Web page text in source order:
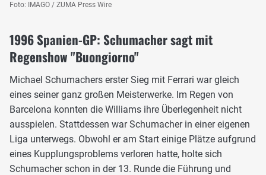
Foto: IMAGO / ZUMA Press Wire
1996 Spanien-GP: Schumacher sagt mit
Regenshow "Buongiorno"
Michael Schumachers erster Sieg mit Ferrari war gleich
eines seiner ganz großen Meisterwerke. Im Regen von
Barcelona konnten die Williams ihre Überlegenheit nicht
ausspielen. Stattdessen war Schumacher in einer eigenen
Liga unterwegs. Obwohl er am Start einige Plätze aufgrund
eines Kupplungsproblems verloren hatte, holte sich
Schumacher schon in der 13. Runde die Führung und